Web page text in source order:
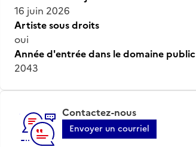
16 juin 2026
Artiste sous droits
oui
Année d'entrée dans le domaine public
2043
Contactez-nous
Envoyer un courriel